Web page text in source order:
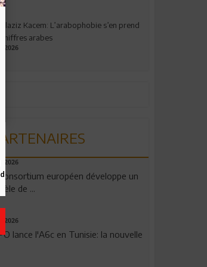
Kacem: L’arabophobie s’en prend
chiffres arabes
PARTENAIRES
européen développe un
de ...
lance l'A6c en Tunisie: la nouvelle